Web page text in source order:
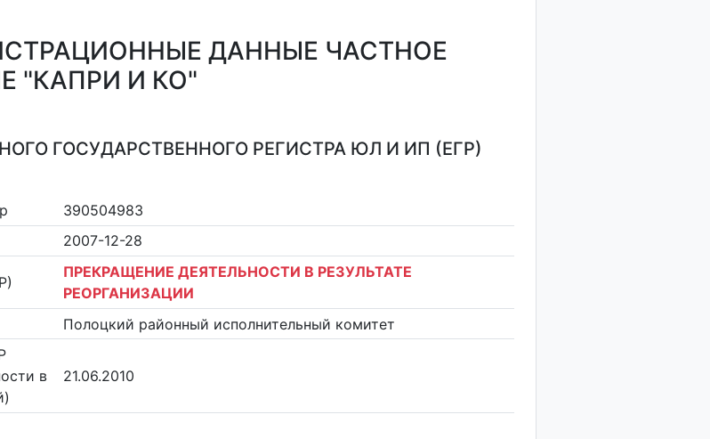
ДАННЫЕ ЧАСТНОЕ
"КАПРИ И КО"
ГОСУДАРСТВЕННОГО РЕГИСТРА ЮЛ И ИП (ЕГР)
390504983
2007-12-28
ПРЕКРАЩЕНИЕ ДЕЯТЕЛЬНОСТИ В РЕЗУЛЬТАТЕ
РЕОРГАНИЗАЦИИ
Полоцкий районный исполнительный комитет
в
21.06.2010